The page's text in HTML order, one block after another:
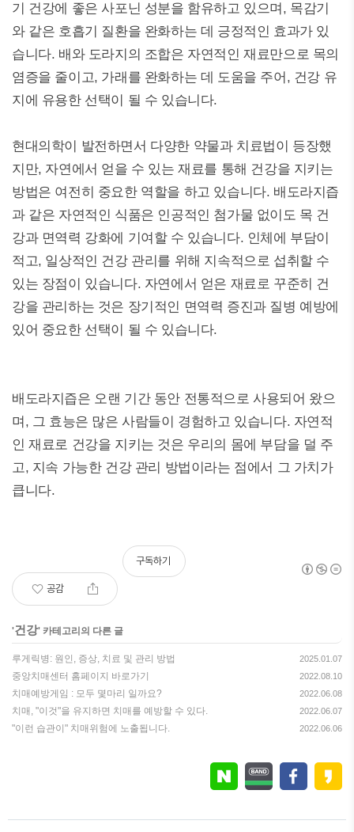
기 건강에 좋은 사포닌 성분을 함유하고 있으며, 목감기
와 같은 호흡기 질환을 완화하는 데 긍정적인 효과가 있
습니다. 배와 도라지의 조합은 자연적인 재료만으로 목의
염증을 줄이고, 가래를 완화하는 데 도움을 주어, 건강 유
지에 유용한 선택이 될 수 있습니다.
현대의학이 발전하면서 다양한 약물과 치료법이 등장했
지만, 자연에서 얻을 수 있는 재료를 통해 건강을 지키는
방법은 여전히 중요한 역할을 하고 있습니다. 배도라지즙
과 같은 자연적인 식품은 인공적인 첨가물 없이도 목 건
강과 면역력 강화에 기여할 수 있습니다. 인체에 부담이
적고, 일상적인 건강 관리를 위해 지속적으로 섭취할 수
있는 장점이 있습니다. 자연에서 얻은 재료로 꾸준히 건
강을 관리하는 것은 장기적인 면역력 증진과 질병 예방에
있어 중요한 선택이 될 수 있습니다.
배도라지즙은 오랜 기간 동안 전통적으로 사용되어 왔으
며, 그 효능은 많은 사람들이 경험하고 있습니다. 자연적
인 재료로 건강을 지키는 것은 우리의 몸에 부담을 덜 주
고, 지속 가능한 건강 관리 방법이라는 점에서 그 가치가
큽니다.
공감
구독하기
'건강' 카테고리의 다른 글
루게릭병: 원인, 증상, 치료 및 관리 방법 2025.01.07
중앙치매센터 홈페이지 바로가기 2022.08.10
치매예방게임 : 모두 몇마리 일까요? 2022.06.08
치매, "이것"을 유지하면 치매를 예방할 수 있다. 2022.06.07
"이런 습관이" 치매위험에 노출됩니다. 2022.06.06